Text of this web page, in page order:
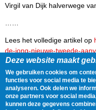
Virgil van Dijk halverwege
Lees het volledige artikel op
de-jong-nieuwe-tweede-
Delen 4 June,
Gegevens
Deze website maakt
We gebruiken cookies om
functies voor social media te
analyseren. Ook delen we
onze partners voor social
kunnen deze gegevens